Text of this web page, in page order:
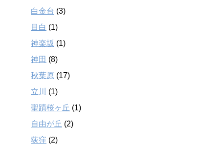
白金台 (3)
目白 (1)
神楽坂 (1)
神田 (8)
秋葉原 (17)
立川
(1)
聖蹟桜ヶ丘 (1)
自由が丘 (2)
荻窪 (2)